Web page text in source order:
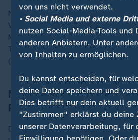
Nach der Pause konnte sich
Vorteile erspielen. Es gab viele
Mittelfeld, aber auch viele
Tempo. Chancen gab es deshalb
(61.) aus dem Gewühl heraus traf.
Neves verwandelt letzten
Portugal
Die Partie nahm nun wieder Fahrt
von uns nicht verwendet.
• Social Media und externe
nutzen Social-Media-Tools und
anderen Anbietern. Unter
von Inhalten zu ermöglichen.
Du kannst entscheiden, für
deine Daten speichern und
Dies betrifft nur dein aktuell
"Zustimmen" erklärst du deine
unserer Datenverarbeitung, für
Einwilligung benötigen. Oder